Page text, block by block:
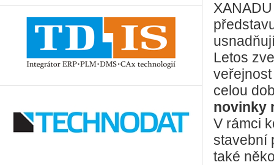
Letos
celou
novinky
V rámci
stavební
také